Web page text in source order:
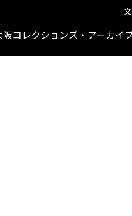
阪コレクションズ・アーカイ